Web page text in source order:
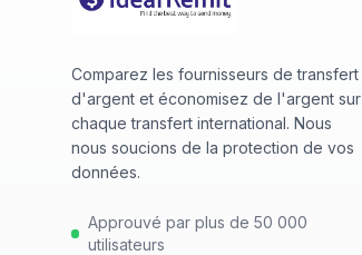
Comparez les fournisseurs de transfert
d'argent et économisez de l'argent sur
chaque transfert international. Nous
nous soucions de la protection de vos
données.
Approuvé par plus de 50 000
utilisateurs